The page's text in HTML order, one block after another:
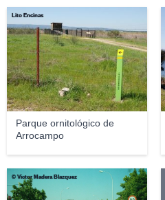
Parque ornitológico de
Arrocampo
Lito Encinas
© Victor Madera Blazquez